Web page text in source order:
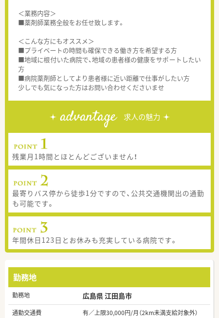
＜業務内容＞
■薬剤師業務全般をお任せ致します。
＜こんな方にもオススメ＞
■プライベートの時間も確保できる働き方を希望する方
■地域に根付いた病院で、地域の患者様の健康をサポートしたい
方
■病院薬剤師としてより患者様に近い距離で仕事がしたい方
少しでも気になった方はお問い合わせくださいませ
advantage 求人の魅力
残業月1時間とほとんどございません！
最寄りバス停から徒歩1分ですので、公共交通機関出の通勤
も可能です。
年間休日123日とお休みも充実している病院です。
勤務地
勤務地 広島県 江田島市
通勤交通費 有／上限30,000円/月（2km未満支給対象外）